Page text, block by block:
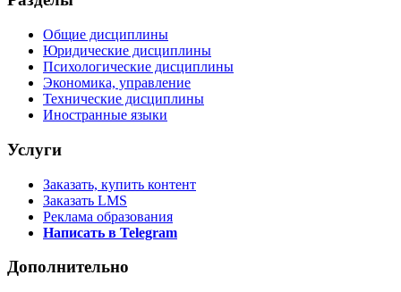
Общие дисциплины
Юридические дисциплины
Психологические дисциплины
Экономика, управление
Технические дисциплины
Иностранные языки
Услуги
Заказать, купить контент
Заказать LMS
Реклама образования
Написать в Telegram
Дополнительно